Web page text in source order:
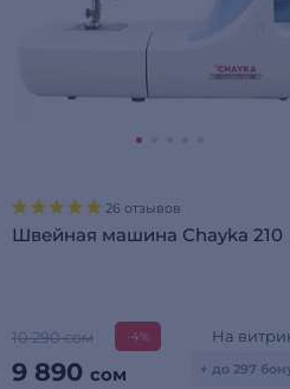
26 отзывов
Швейная машина Chayka 210
10 290 сом -4%
9 890 сом
На
+ до 297